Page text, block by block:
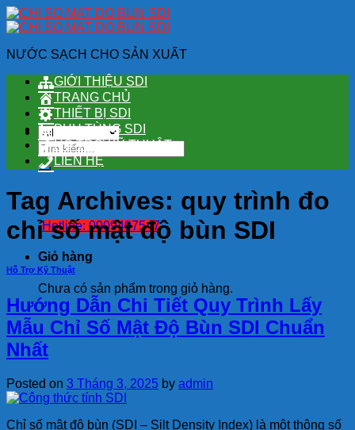
Skip
to
NƯỚC SẠCH CHO SẢN XUẤT
Tìm
kiếm:
Hotline: 0909407547
Giỏ hàng
Chưa có sản phẩm trong giỏ hàng.
GIỚI THIỆU SDI
TRANG CHỦ
THIẾT BỊ SDI
PHỤ TÙNG SDI
HỖ TRỢ KỸ THUẬT
LIÊN HỆ
Tag Archives: quy trình đo
chỉ số mật độ bùn SDI
Hỗ Trợ Kỹ Thuật
Hướng Dẫn Chi Tiết Quy Trình Lấy
Mẫu Chỉ Số Mật Độ Bùn SDI Chuẩn
Nhất
Posted on 3 Tháng 3, 2025 by admin
Chỉ số mật độ bùn (SDI – Silt Density Index) là một thông số